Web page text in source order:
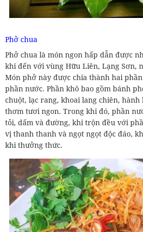
Phở chua
Phở chua là món ngon hấp dẫn được
khi đến với vùng Hữu Liên, Lạng Sơn,
Món phở này được chia thành hai
phần nước. Phần khô bao gồm bánh
chuột, lạc rang, khoai lang chiên, hành
thơm tươi ngon. Trong khi đó, phần
tỏi, dấm và đường, khi trộn đều với
vị thanh thanh và ngọt ngọt độc đáo,
khi thưởng thức.